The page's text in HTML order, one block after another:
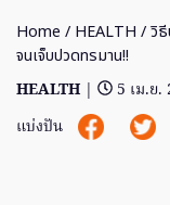
Home / HEALTH / วิธี
จนเจ็บปวดทรมาน!!
HEALTH |
5 เม.ย.
แบ่งปัน